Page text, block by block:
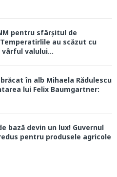
pentru sfârșitul de
au scăzut cu
vârful valului...
în alb Mihaela Rădulescu
lui Felix Baumgartner:
bază devin un lux! Guvernul
pentru produsele agricole